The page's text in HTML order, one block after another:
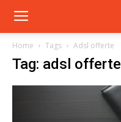
Home Tags Adsl offerte
Tag: adsl offerte